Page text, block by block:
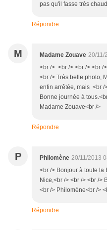
pas qu'il fasse très
Répondre
M Madame Zouave 20/11/
<br /> <br /> <br /> <br /
<br /> Très belle photo,
enfin arrêtée, mais <br /
Bonne journée à
Madame Zouave<br />
Répondre
P Philomène 20/11/2013
<br /> Bonjour à toute la
Nice,<br /> <br /> <br />
<br /> Philomène<br />
Répondre